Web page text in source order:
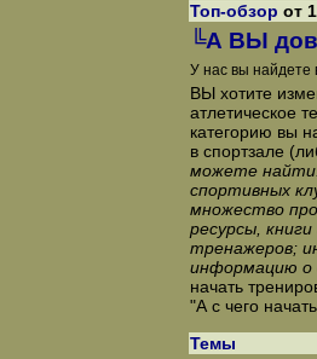
Топ-обзор от
╚А ВЫ
У нас вы найдете
ВЫ хотите
атлетическое
категорию вы
в спортзале
можете
спортивных
множество
ресурсы,
тренажеров;
информацию о
начать
"А с чего
Темы